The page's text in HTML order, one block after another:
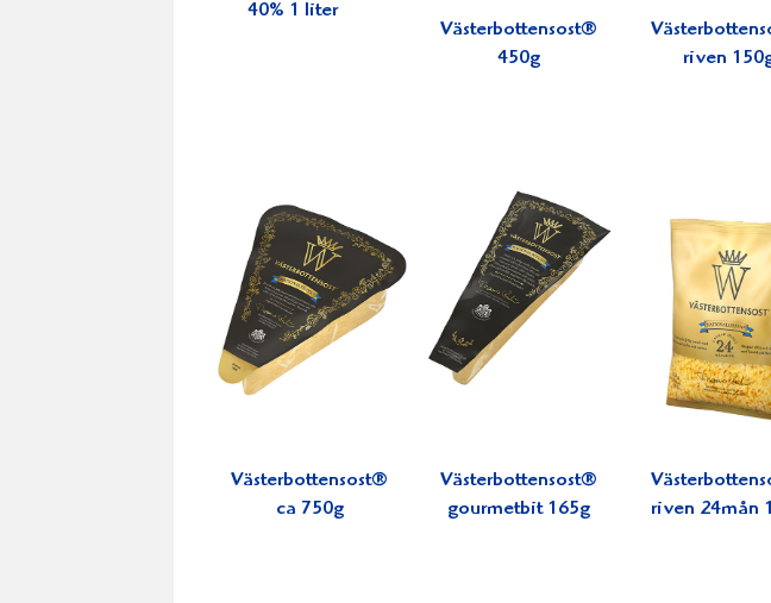
40% 1 liter
Västerbottensost®
450g
riven
Västerbottensost®
ca 750g
Västerbottensost®
gourmetbit 165g
riven 24mån